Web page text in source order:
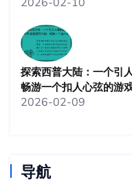
探索西普大陆：一个引
畅游一个扣人心弦的游
2026-02-09
导航